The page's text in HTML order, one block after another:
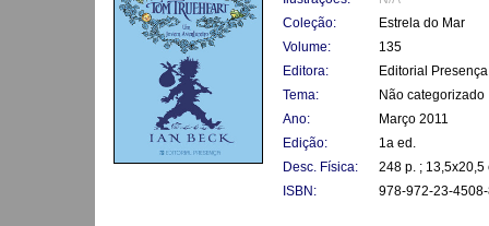
Coleção:
Estrela do Mar
Volume:
135
Editora:
Editorial Presença
Tema:
Não categorizado
Ano:
Março 2011
Edição:
1a ed.
Desc. Física:
248 p. ; 13,5x20,5
ISBN:
978-972-23-